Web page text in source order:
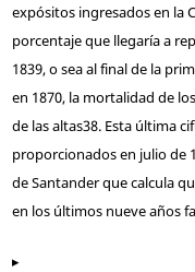
expósitos ingresados en la
porcentaje que llegaría a
1839, o sea al final de la
en 1870, la mortalidad de
de las altas38. Esta última
proporcionados en julio de
de Santander que calcula
en los últimos nueve años
▸